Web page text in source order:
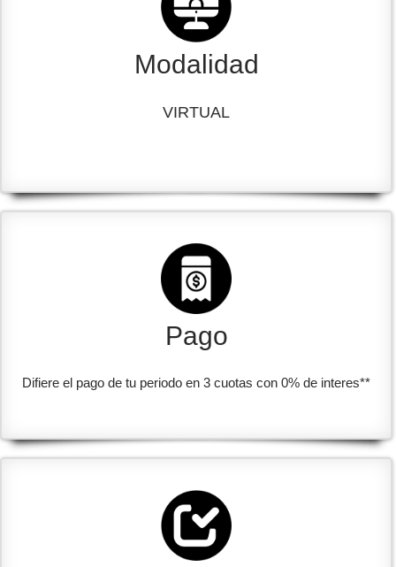
Modalidad
VIRTUAL
Pago
Difiere el pago de tu periodo en 3 cuotas con 0% de interes**